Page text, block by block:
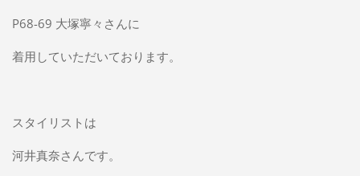
P68-69 大塚寧々さんに
着用していただいております。
スタイリストは
河井真奈さんです。